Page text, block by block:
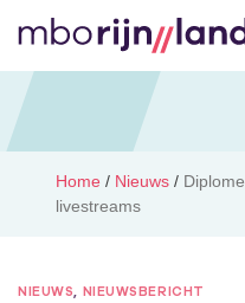
Home / Nieuws /
livestreams
NIEUWS NIEUWSBERICHT